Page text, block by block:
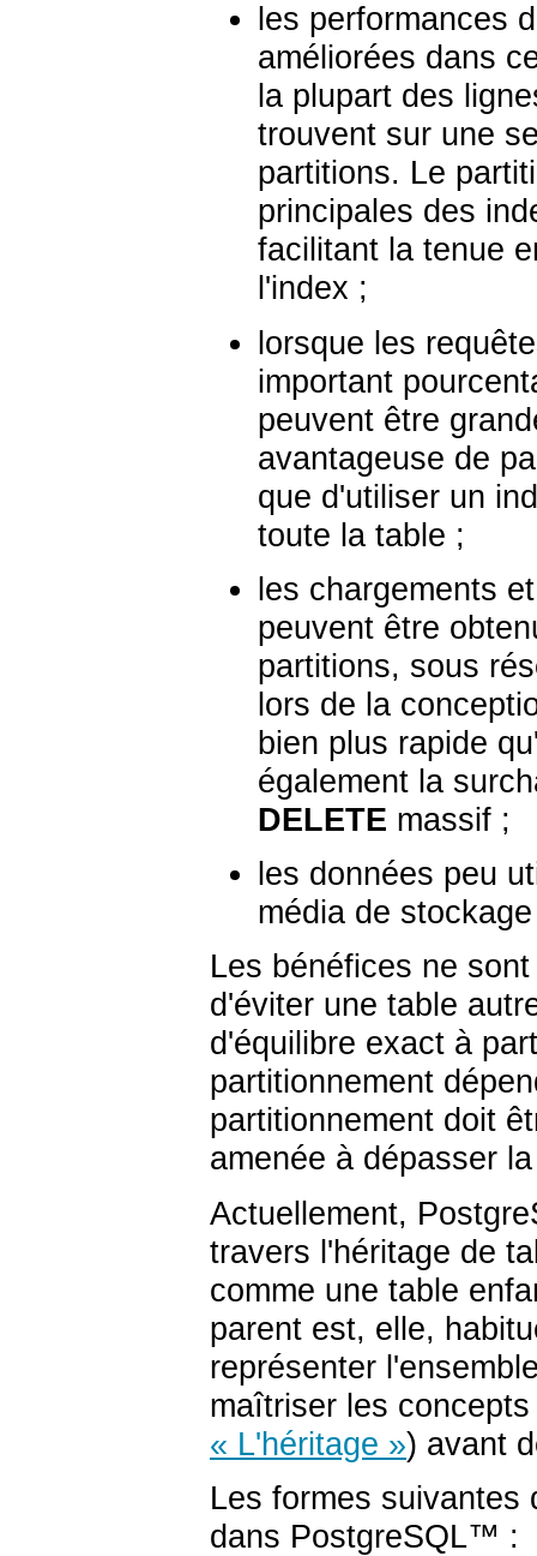
les performances
améliorées dans
la plupart des
trouvent sur une
partitions. Le
principales des
facilitant la tenue
l'index ;
lorsque les
important
peuvent être
avantageuse de
que d'utiliser un
toute la table ;
les chargements
peuvent être
partitions, sous
lors de la
bien plus rapide
également la
DELETE massif ;
les données peu
média de
Les bénéfices ne
d'éviter une table
d'équilibre exact à
partitionnement
partitionnement doit
amenée à dépasser
Actuellement,
travers l'héritage de
comme une table
parent est, elle,
représenter
maîtriser les
« L'héritage ») avant
Les formes suivantes
dans PostgreSQL™ :